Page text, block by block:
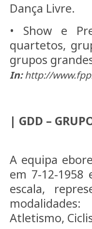
Dança Livre.
• Show e
quartetos,
grupos
In:http://
| GDD –
A equipa
em 7-12-
escala,
Atletismo,